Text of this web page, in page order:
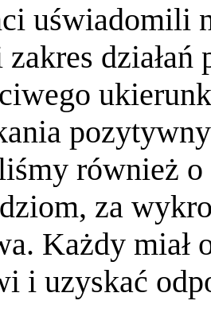
uświadomili
również
za
Każdy miał
i uzyskać